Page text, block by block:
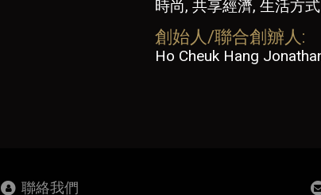
時尚, 共享經濟, 生活方式
創始人/聯合創辧人:
Ho Cheuk Hang
聯絡我們